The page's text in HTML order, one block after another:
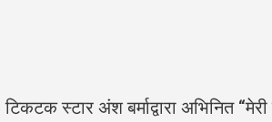
टिकटक स्टार अंश बर्माद्वारा अभिनित